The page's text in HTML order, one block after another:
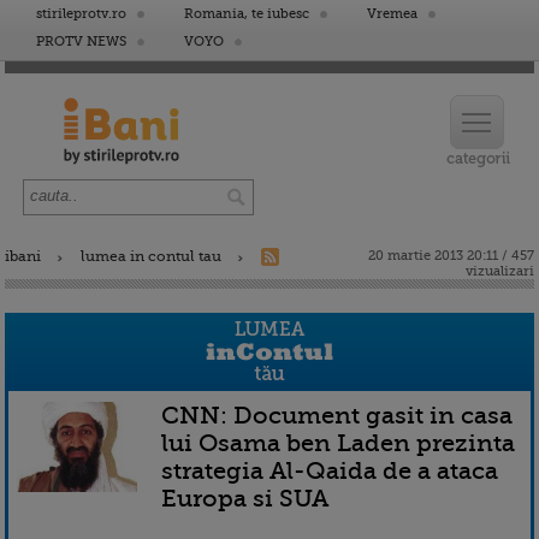
stirileprotv.ro Romania, te iubesc
Vremea
PROTV NEWS
VOYO
ibani lumea in contul tau
20 martie 2013 20:11 / 457
vizualizari
CNN: Document gasit in casa
lui Osama ben Laden prezinta
strategia Al-Qaida de a ataca
Europa si SUA